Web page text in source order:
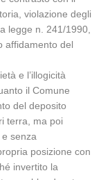
violazione degli
legge n. 241/1990,
affidamento del
e l’illogicità
il Comune
del deposito
terra, ma poi
senza
posizione con
invertito la